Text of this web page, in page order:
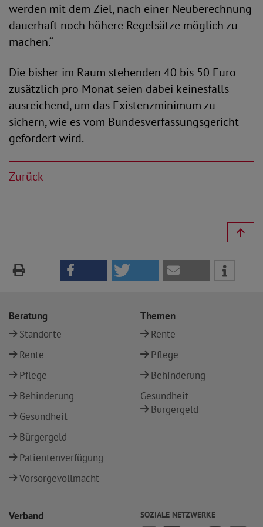
werden mit dem Ziel, nach einer Neuberechnung
dauerhaft noch höhere Regelsätze möglich zu
machen.“
Die bisher im Raum stehenden 40 bis 50 Euro
zusätzlich pro Monat seien dabei keinesfalls
ausreichend, um das Existenzminimum zu
sichern, wie es vom Bundesverfassungsgericht
gefordert wird.
Zurück
Beratung
Standorte
Rente
Pflege
Behinderung
Gesundheit
Bürgergeld
Patientenverfügung
Vorsorgevollmacht
Themen
Rente
Pflege
Behinderung
Gesundheit
Bürgergeld
Verband SOZIALE NETZWERKE